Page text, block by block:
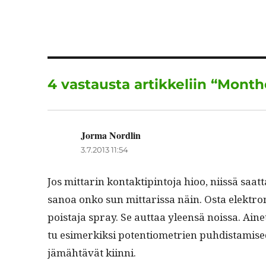
b
o
k
r
4 vastausta artikkeliin
Jorma Nordlin
3.7.2013 11:54
Jos mit­tarin kon­tak­tip­in­to­ja hioo, niis­sä
sanoa onko sun mit­taris­sa näin. Osta
pois­ta­ja spray. Se aut­taa yleen­sä nois­sa.
tu esimerkik­si poten­tiome­trien
jämähtävät kiinni.